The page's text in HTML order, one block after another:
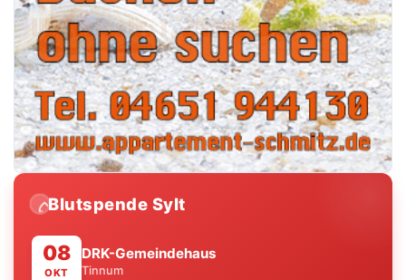
water_dropBlutspende Sylt
08
OKT
DRK-Gemeindehaus
Tinnum